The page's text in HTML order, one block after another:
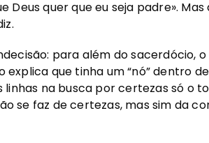
quer que eu seja padre».
para além do sacerdócio,
que tinha um “nó” dentro
na busca por certezas só o
se faz de certezas, mas sim da